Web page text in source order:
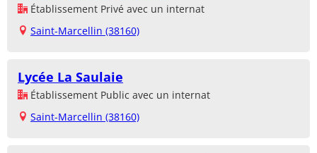
Établissement Privé avec un internat
Saint-Marcellin (38160)
Lycée La Saulaie
Établissement Public avec un internat
Saint-Marcellin (38160)